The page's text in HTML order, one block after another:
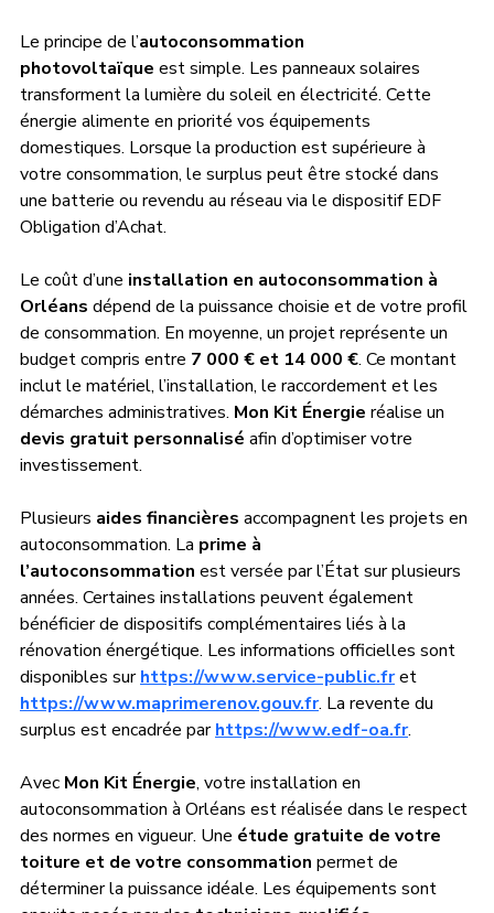
Le principe de l’autoconsommation
photovoltaïque est simple. Les panneaux solaires
transforment la lumière du soleil en électricité. Cette
énergie alimente en priorité vos équipements
domestiques. Lorsque la production est supérieure à
votre consommation, le surplus peut être stocké dans
une batterie ou revendu au réseau via le dispositif EDF
Obligation d’Achat.
Le coût d’une installation en autoconsommation à
Orléans dépend de la puissance choisie et de votre profil
de consommation. En moyenne, un projet représente un
budget compris entre 7 000 € et 14 000 €. Ce montant
inclut le matériel, l’installation, le raccordement et les
démarches administratives. Mon Kit Énergie réalise un
devis gratuit personnalisé afin d’optimiser votre
investissement.
Plusieurs aides financières accompagnent les projets en
autoconsommation. La prime à
l’autoconsommation est versée par l’État sur plusieurs
années. Certaines installations peuvent également
bénéficier de dispositifs complémentaires liés à la
rénovation énergétique. Les informations officielles sont
disponibles sur https://www.service-public.fr et
https://www.maprimerenov.gouv.fr. La revente du
surplus est encadrée par https://www.edf-oa.fr.
Avec Mon Kit Énergie, votre installation en
autoconsommation à Orléans est réalisée dans le respect
des normes en vigueur. Une étude gratuite de votre
toiture et de votre consommation permet de
déterminer la puissance idéale. Les équipements sont